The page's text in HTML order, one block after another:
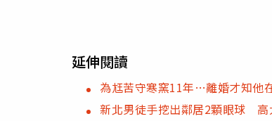
延伸閱讀
為尪苦守寒窯11年…離婚才知他
新北男徒手挖出鄰居2顆眼球 高